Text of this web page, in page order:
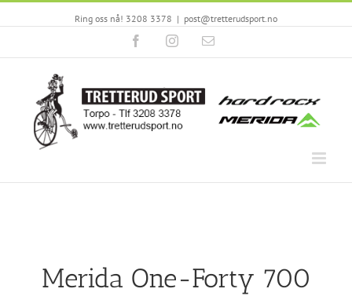
Ring oss nå! 3208 3378 | post@tretterudsport.no
FacebookInstagramEmail
Merida One-Forty 700